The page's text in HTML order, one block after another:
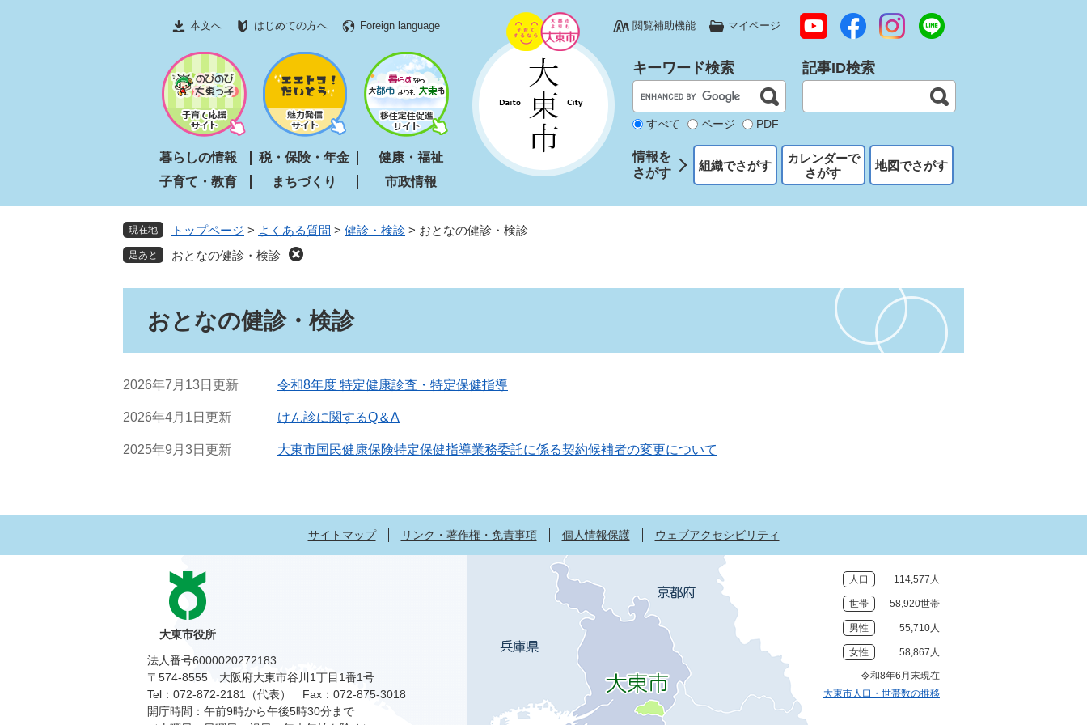
文
本文へ はじめての方へ Foreign language 閲覧補助機能 マイページ
暮らしの情報 税・保険・年金
健康・福祉
子育て・教育
まちづくり 市政情報
キーワード検索
すべて ページ PDF
記事ID検索
情報を
さがす
組織でさがす
カレンダーで
さがす
地図でさがす
現在地 トップページ > よくある質問 > 健診・検診 > おとなの健診・検診
おとなの健診・検診
おとなの健診・検診
2026年7月13日更新 令和8年度 特定健康診査・特定保健指導
2026年4月1日更新 けん診に関するQ＆A
2025年9月3日更新 大東市国民健康保険特定保健指導業務委託に係る契約候補者の変更について
サイトマップ リンク・著作権・免責事項 個人情報保護 ウェブアクセシビリティ
人口 114,577人
世帯 58,920世帯
男性 55,710人
女性 58,867人
令和8年6月末現在
大東市人口・世帯数の推移
大東市役所
法人番号6000020272183
〒574-8555 大阪府大東市谷川1丁目1番1号
Tel：072-872-2181（代表）
Fax：072-875-3018
開庁時間：午前9時から午後5時30分まで